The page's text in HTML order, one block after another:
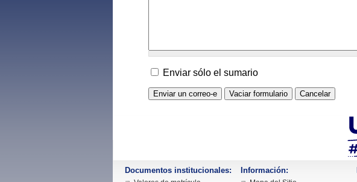
Enviar sólo el sumario
Documentos institucionales: Información: